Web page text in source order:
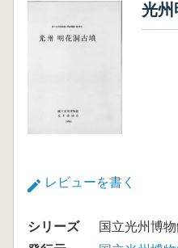
光州
レビューを書く
シリーズ
国立光州博